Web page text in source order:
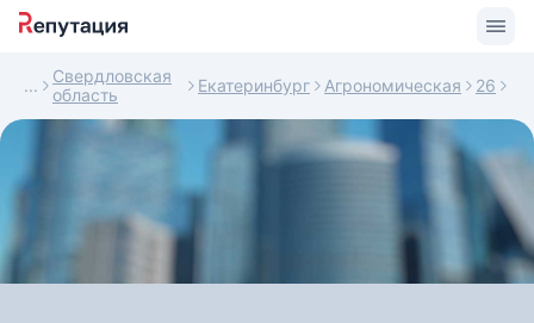
Свердловская
область
Екатеринбург Агрономическая 26